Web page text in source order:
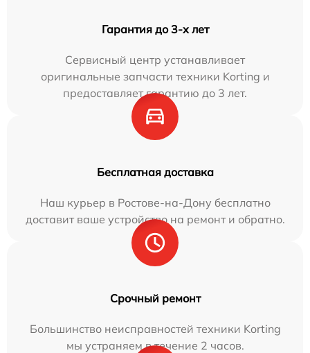
Гарантия до 3-х лет
Сервисный центр устанавливает
оригинальные запчасти техники Korting и
предоставляет гарантию до 3 лет.
Бесплатная доставка
Наш курьер в Ростове-на-Дону бесплатно
доставит ваше устройство на ремонт и обратно.
Срочный ремонт
Большинство неисправностей техники Korting
мы устраняем в течение 2 часов.